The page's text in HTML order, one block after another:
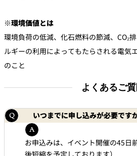
※環境価値とは
環境負荷の低減、化石燃料の節減、CO₂
ルギーの利用によってもたらされる電気
のこと
よくあるご
いつまでに申し込みが必要です
お申込みは、イベント開催の45日
後短縮を予定しております）